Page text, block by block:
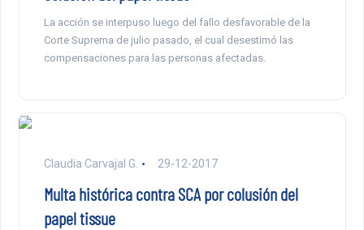
La acción se interpuso luego del fallo desfavorable de la
Corte Suprema de julio pasado, el cual desestimó las
compensaciones para las personas afectadas.
Claudia Carvajal G. 29-12-2017
Multa histórica contra SCA por colusión del
papel tissue